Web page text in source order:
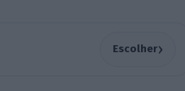
Escolher›